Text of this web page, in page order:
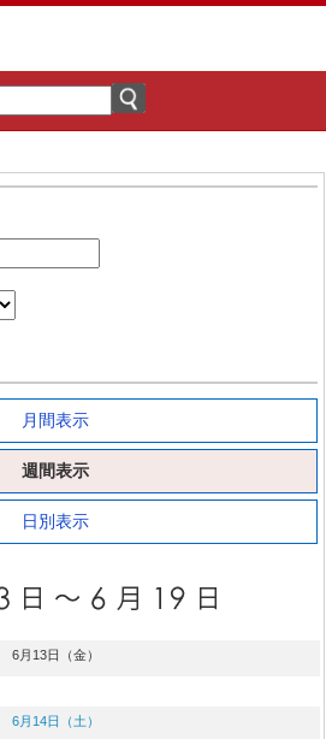
月間表示
週間表示
日別表示
6月13日（金）
6月14日（土）